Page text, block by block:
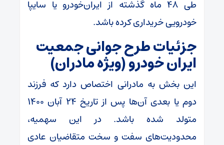
طی 48 ماه گذشته از ایران‌خودرو یا سایپا
خودرویی خریداری کرده باشد.
جزئیات طرح جوانی جمعیت
ایران خودرو (ویژه مادران)
این بخش به مادرانی اختصاص دارد که فرزند
دوم یا بعدی آن‌ها پس از تاریخ 24 آبان 1400
متولد شده باشد. در این سهمیه،
محدودیت‌های سفت و سخت متقاضیان عادی